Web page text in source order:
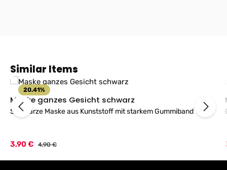
Produktgalerie überspringen
Similar Items
20.41%
Maske ganzes Gesicht schwarz
Schwarze Maske aus Kunststoff mit starkem Gummiband
Verkaufspreis:
3,90 € Regulärer Preis:
4,90 €